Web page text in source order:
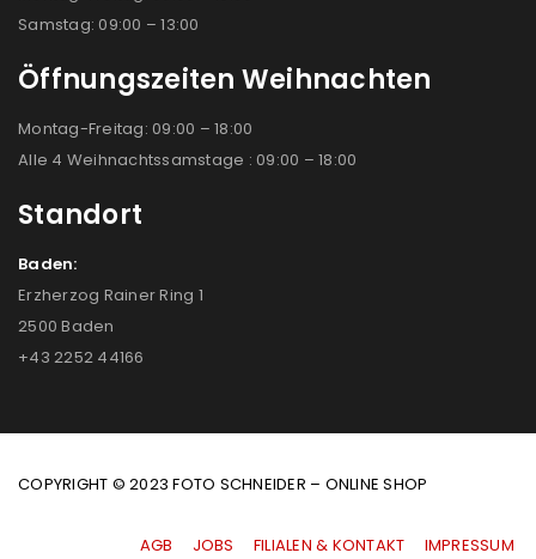
Samstag: 09:00 – 13:00
Öffnungszeiten Weihnachten
Montag-Freitag: 09:00 – 18:00
Alle 4 Weihnachtssamstage : 09:00 – 18:00
Standort
Baden:
Erzherzog Rainer Ring 1
2500 Baden
+43 2252 44166
COPYRIGHT © 2023 FOTO SCHNEIDER – ONLINE SHOP
AGB JOBS FILIALEN & KONTAKT IMPRESSUM